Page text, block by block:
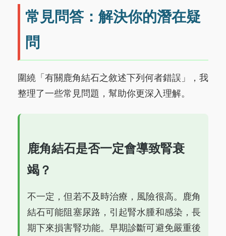
常見問答：解決你的潛在疑
問
圍繞「有關鹿角結石之敘述下列何者錯誤」，我
整理了一些常見問題，幫助你更深入理解。
鹿角結石是否一定會導致腎衰
竭？
不一定，但若不及時治療，風險很高。鹿角
結石可能阻塞尿路，引起腎水腫和感染，長
期下來損害腎功能。早期診斷可避免嚴重後